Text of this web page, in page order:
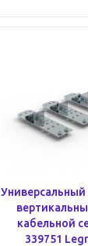
Универсальный
кабельной
339751